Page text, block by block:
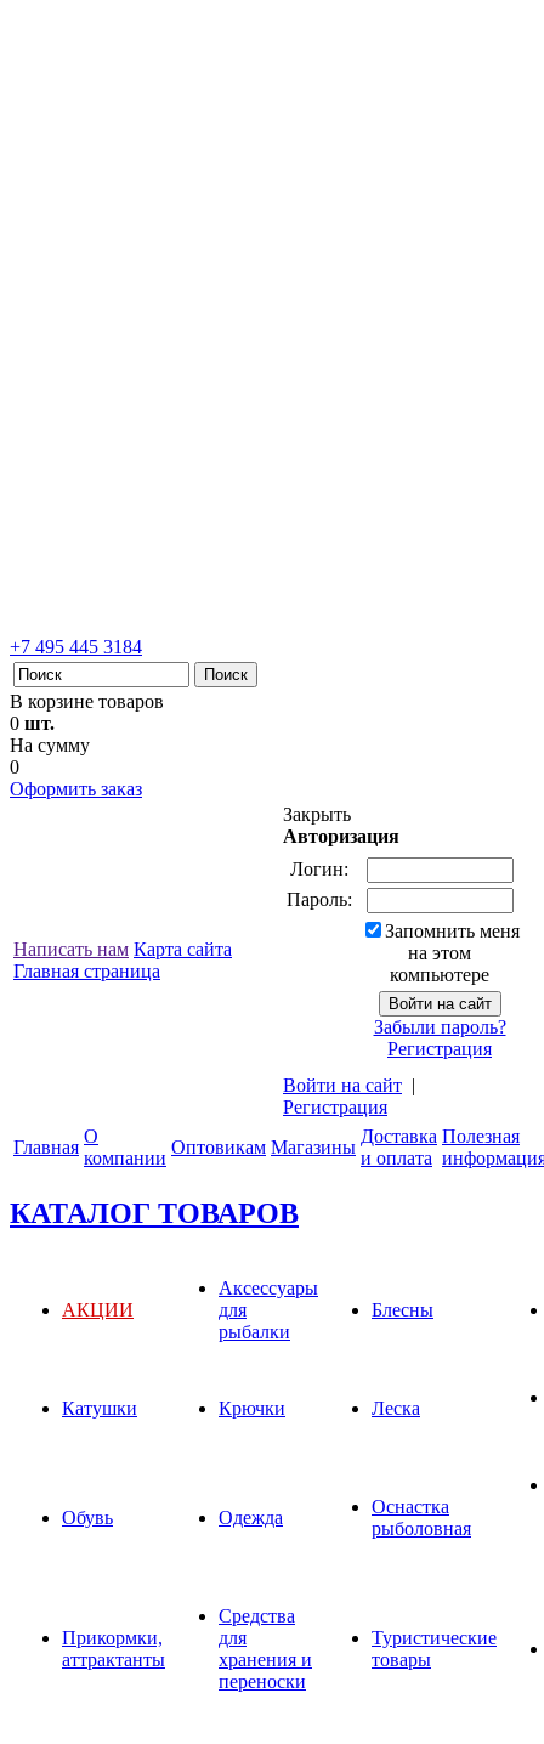
+7 495 445 3184
В корзине товаров
0 шт.
На сумму
0
Оформить заказ
Написать нам Карта сайта
Главная страница
Закрыть
Авторизация
Логин:
Пароль:
Запомнить меня
на этом
компьютере
Забыли пароль?
Регистрация
Войти на сайт |
Регистрация
Главная
О
компании
Оптовикам Магазины
Доставка
и оплата
Полезная
КАТАЛОГ ТОВАРОВ
АКЦИИ
Аксессуары
для
рыбалки
Блесны
Катушки Крючки Леска
Обувь Одежда
Оснастка
рыболовная
Прикормки,
аттрактанты
Средства
для
хранения и
переноски
Туристические
товары